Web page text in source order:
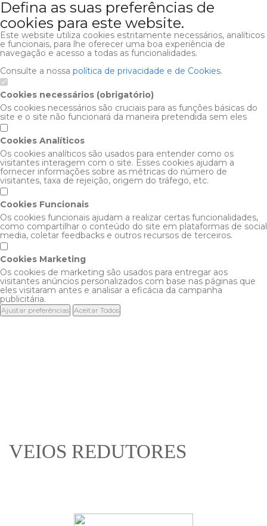
Defina as suas preferências de
cookies para este website.
Este website utiliza cookies estritamente necessários, analíticos
e funcionais, para lhe oferecer uma boa experiência de
navegação e acesso a todas as funcionalidades.
Consulte a nossa política de privacidade e de Cookies.
Cookies necessários (obrigatório)
Os cookies necessários são cruciais para as funções básicas do
site e o site não funcionará da maneira pretendida sem eles
Cookies Analíticos
Os cookies analíticos são usados para entender como os
visitantes interagem com o site. Esses cookies ajudam a
fornecer informações sobre as métricas do número de
visitantes, taxa de rejeição, origem do tráfego, etc.
Cookies Funcionais
Os cookies funcionais ajudam a realizar certas funcionalidades,
como compartilhar o conteúdo do site em plataformas de social
media, coletar feedbacks e outros recursos de terceiros.
Cookies Marketing
Os cookies de marketing são usados para entregar aos
visitantes anúncios personalizados com base nas páginas que
eles visitaram antes e analisar a eficácia da campanha
publicitária.
Ajustar preferências Aceitar Todos
VEIOS REDUTORES